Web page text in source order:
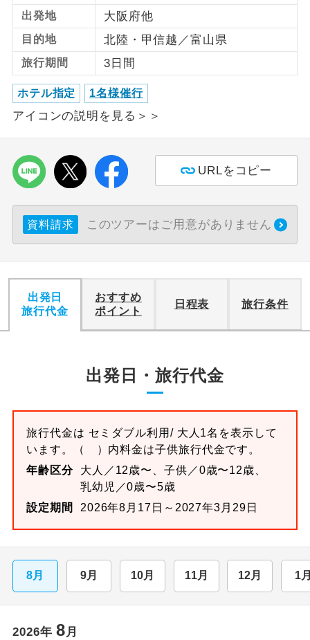
出発地 大阪府他
目的地 北陸・甲信越／富山県
旅行期間 3日間
ホテル指定 1名様催行
アイコンの説明を見る＞＞
URLをコピー
資料請求 このツアーはご用意がありません
出発日
旅行代金
おすすめ
ポイント
日程表 旅行条件
出発日・旅行代金
旅行代金は セミダブル利用/ 大人1名を表示して
います。
（ ）内料金は子供旅行代金です。
年齢区分
大人／12歳〜、子供／0歳〜12歳、
乳幼児／0歳〜5歳
設定期間
2026年8月17日～2027年3月29日
8月 9月 10月 11月 12月 1
2026年 8月
年齢制限あり
ご参加にあたり年齢に制限があるコース
です。
航空会社指定
利用航空会社が指定なので、ご出発の計
画にとても便利です。
ホテル指定
ご紹介するホテルを指定したコースで
す。
おひとり様バ
ス2席利用
す。